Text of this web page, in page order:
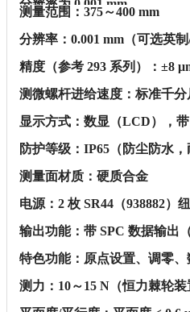
分辨率为 0.001 mm。‌‌
‌测量范围‌：‌375～400 mm‌
分辨率‌：‌0.001 mm‌（可选英
精度（参考 293 系列）‌：‌±8
测微螺杆进给速度‌：‌标准千分
显示方式‌：‌数显（LCD）‌，
防护等级‌：‌IP65‌（防尘防水
‌测量面材质‌：‌硬质合金‌
电源‌：‌2 枚 SR44（938882）
输出功能‌：‌带 SPC 数据输出
特色功能‌：原点设置、调零
测力‌：‌10～15 N‌（恒力棘轮装